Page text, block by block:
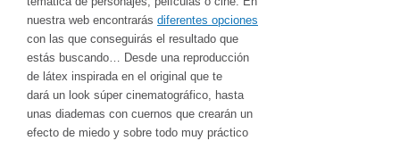
nuestra web encontrarás diferentes opciones
con las que conseguirás el resultado que
estás buscando… Desde una reproducción
de látex inspirada en el original que te
dará un look súper cinematográfico, hasta
unas diademas con cuernos que crearán un
efecto de miedo y sobre todo muy práctico